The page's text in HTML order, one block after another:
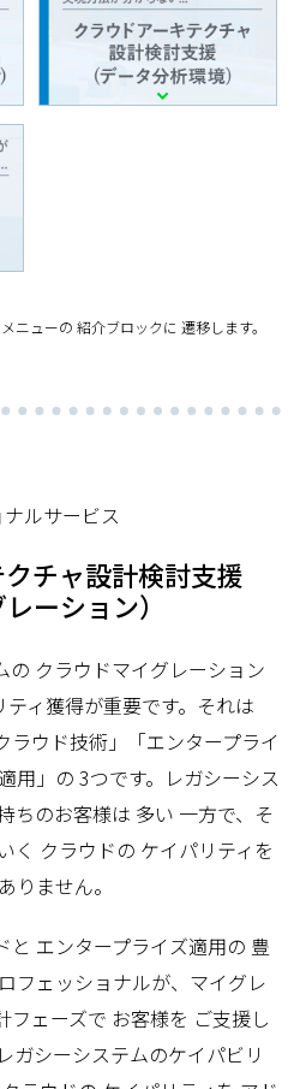
ニューの 紹介ブロックに 遷移します。
ルサービス
チャ設計検討支援
ーション）
の クラウドマイグレーション
ィ獲得が重要です。それは
ラウド技術」「エンタープライ
用」の 3つです。レガシーシス
ちのお客様は 多い 一方で、そ
く クラウドの ケイパリティを
りません。
と エンタープライズ適用の 豊
フェッショナルが、マイグレ
フェーズで お客様を ご支援し
ガシーシステムのケイパビリ